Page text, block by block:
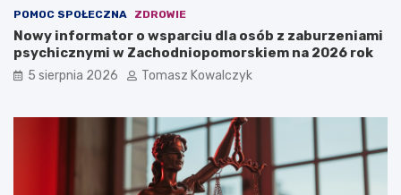
POMOC SPOŁECZNA ZDROWIE
Nowy informator o wsparciu dla osób z zaburzeniami
psychicznymi w Zachodniopomorskiem na 2026 rok
5 sierpnia 2026 Tomasz Kowalczyk